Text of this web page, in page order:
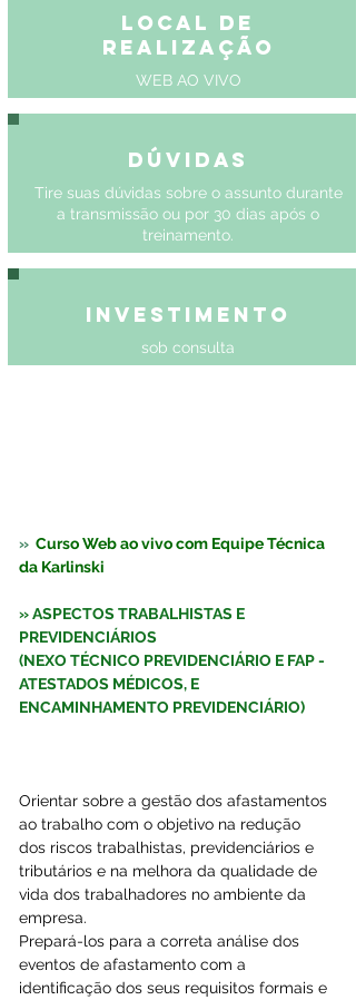
Local de
Realização
WEB AO VIVO
Dúvidas
Tire suas dúvidas sobre o assunto durante
a transmissão ou por 30 dias após o
treinamento.
Investimento
sob consulta
» Curso Web ao vivo com Equipe Técnica
da Karlinski
» ASPECTOS TRABALHISTAS E
PREVIDENCIÁRIOS
(NEXO TÉCNICO PREVIDENCIÁRIO E FAP -
ATESTADOS MÉDICOS, E
ENCAMINHAMENTO PREVIDENCIÁRIO)
Orientar sobre a gestão dos afastamentos
ao trabalho com o objetivo na redução
dos riscos trabalhistas, previdenciários e
tributários e na melhora da qualidade de
vida dos trabalhadores no ambiente da
empresa.
Prepará-los para a correta análise dos
eventos de afastamento com a
identificação dos seus requisitos formais e